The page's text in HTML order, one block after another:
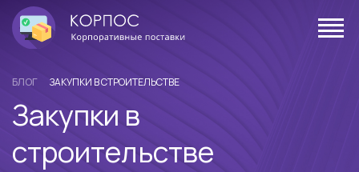
БЛОГ ЗАКУПКИ В СТРОИТЕЛЬСТВЕ
Закупки в
строительстве